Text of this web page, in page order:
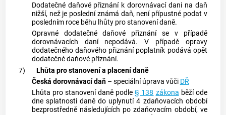
Dodatečné daňové přiznání k dorovnávací dani na daň
nižší, než je poslední známá daň, není přípustné podat v
posledním roce běhu lhůty pro stanovení daně.
Opravné dodatečné daňové přiznání se v případě
dorovnávacích daní nepodává. V případě opravy
dodatečného daňového přiznání poplatník podává opět
dodatečné daňové přiznání.
7)
Lhůta pro stanovení a placení daně
Česká dorovnávací daň– speciální úprava vůči DŘ
Lhůta pro stanovení daně podle§ 138 zákona běží ode
dne splatnosti daně do uplynutí 4 zdaňovacích období
bezprostředně následujících po zdaňovacím období, ve